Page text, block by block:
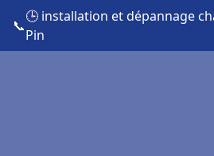
📞
🕒 installation et dépannage
Pin